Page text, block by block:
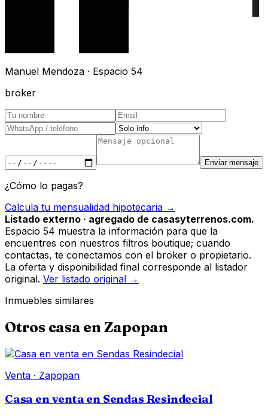
Manuel Mendoza · Espacio 54
broker
Enviar mensaje
¿Cómo lo pagas?
Calcula tu mensualidad hipotecaria →
Listado externo · agregado de casasyterrenos.com.
Espacio 54 muestra la información para que la
encuentres con nuestros filtros boutique; cuando
contactas, te conectamos con el broker o propietario.
La oferta y disponibilidad final corresponde al listador
original. Ver listado original →
Inmuebles similares
Otros casa en Zapopan
Venta · Zapopan
Casa en venta en Sendas Resindecial